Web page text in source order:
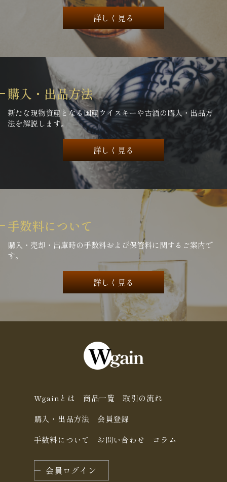
詳しく見る
購入・出品方法
新たな現物資産となる国産ウイスキーや古酒の購入・出品方
法を解説します。
詳しく見る
手数料について
購入・売却・出庫時の手数料および保管料に関するご案内で
す。
詳しく見る
Wgainとは 商品一覧
取引の流れ
購入・出品方法
会員登録
手数料について
お問い合わせ コラム
会員ログイン